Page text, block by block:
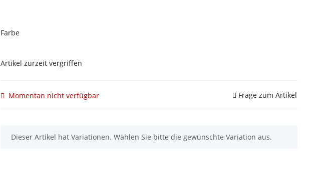
Farbe
Artikel zurzeit vergriffen
Momentan nicht verfügbar Frage zum Artikel
x
Dieser Artikel hat Variationen. Wählen Sie bitte die gewünschte Variation aus.